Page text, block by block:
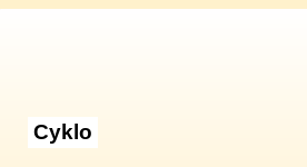
Cyklo